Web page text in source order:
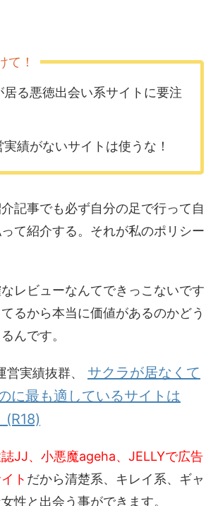
居る悪徳出会い系サイトに要注
績がないサイトは使うな！
記事でも必ず自分の足で行って自
て紹介する。それが私のポリシー
レビューなんてできっこないです
るから本当に価値があるのかどう
んです。
実績抜群、
サクラが居なくて
に最も適しているサイトは
(R18)
JJ、小悪魔ageha、JELLYで広告
ト だから清楚系、キレイ系、ギャ
性と出会う事ができます。